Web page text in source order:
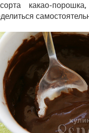
какао-